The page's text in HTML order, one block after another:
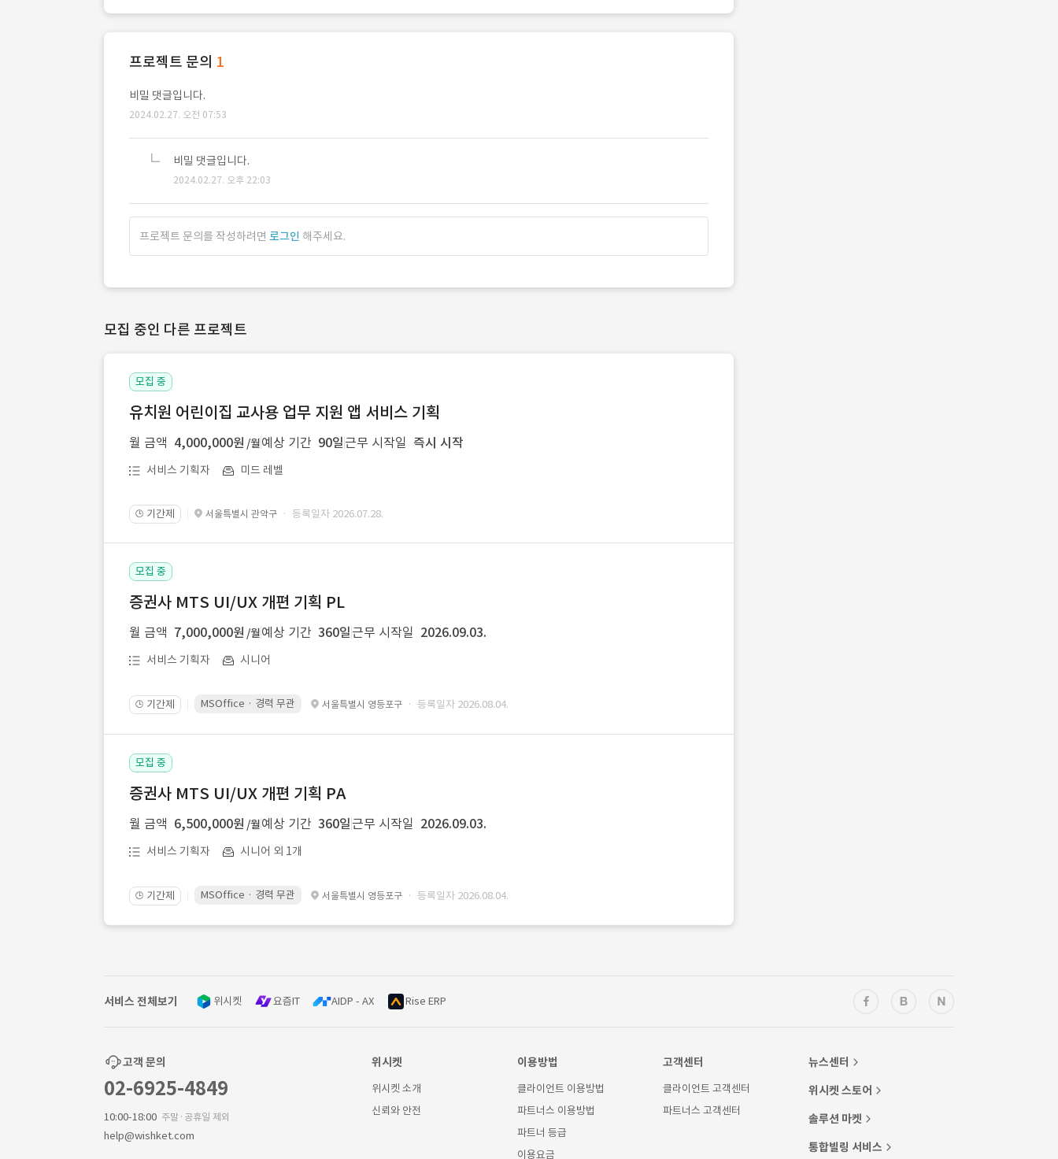
프로젝트 문의 1
비밀 댓글입니다.
2024.02.27. 오전 07:53
비밀 댓글입니다.
2024.02.27. 오후 22:03
프로젝트 문의를 작성하려면 로그인 해주세요.
모집 중인 다른 프로젝트
모집 중
유치원 어린이집 교사용 업무 지원 앱 서비스 기획
월 금액 4,000,000원 /월예상 기간 90일 근무 시작일 즉시 시작
서비스 기획자 미드 레벨
🕒 기간제 서울특별시 관악구 · 등록일자 2026.07.28.
모집 중
증권사 MTS UI/UX 개편 기획 PL
월 금액 7,000,000원 /월예상 기간 360일 근무 시작일 2026.09.03.
서비스 기획자 시니어
🕒 기간제 MSOffice · 경력 무관 서울특별시 영등포구 · 등록일자 2026.08.04.
모집 중
증권사 MTS UI/UX 개편 기획 PA
월 금액 6,500,000원 /월예상 기간 360일 근무 시작일 2026.09.03.
서비스 기획자 시니어 외 1개
🕒 기간제 MSOffice · 경력 무관 서울특별시 영등포구 · 등록일자 2026.08.04.
서비스 전체보기 위시켓 요즘IT AIDP - AX Rise ERP
고객 문의
02-6925-4849
10:00-18:00 주말·공휴일 제외
help@wishket.com
위시켓
위시켓 소개
신뢰와 안전
이용방법
클라이언트 이용방법
파트너스 이용방법
파트너 등급
이용요금
고객센터
클라이언트 고객센터
파트너스 고객센터
뉴스센터
위시켓 스토어
솔루션 마켓
통합빌링 서비스